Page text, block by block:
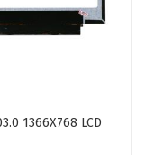
1366X768 LCD